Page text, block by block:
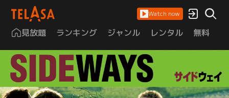
Watch now
見放題 ランキング ジャンル レンタル 無料